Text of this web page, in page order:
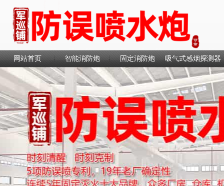
网站首页 智能消防炮 固定消防炮 吸气式感烟探测器
联系我们